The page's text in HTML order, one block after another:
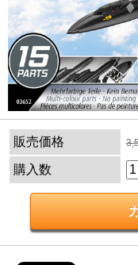
販売価格
購入数